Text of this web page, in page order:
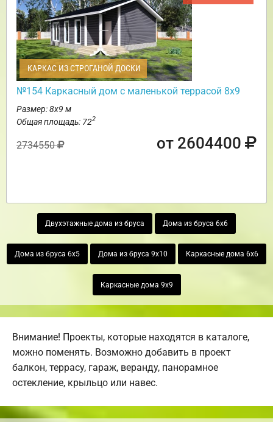
КАРКАС ИЗ СТРОГАНОЙ ДОСКИ
№154 Каркасный дом с маленькой террасой 8х9
Размер: 8х9 м
Общая площадь: 722
2734550 от 2604400
Двухэтажные дома из бруса Дома из бруса 6х6
Дома из бруса 6х5 Дома из бруса 9х10 Каркасные дома 6х6
Каркасные дома 9х9
Внимание! Проекты, которые находятся в каталоге,
можно поменять. Возможно добавить в проект
балкон, террасу, гараж, веранду, панорамное
остекление, крыльцо или навес.